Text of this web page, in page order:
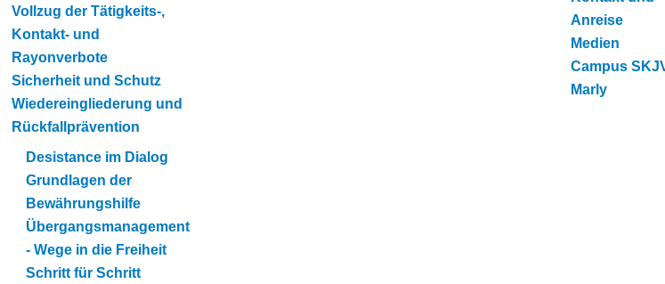
Vollzug der Tätigkeits-,
Kontakt- und
Rayonverbote
Sicherheit und Schutz
Wiedereingliederung und
Rückfallprävention
Desistance im Dialog
Grundlagen der
Bewährungshilfe
Übergangsmanagement
- Wege in die Freiheit
Schritt für Schritt
Anreise
Medien
Campus
Marly